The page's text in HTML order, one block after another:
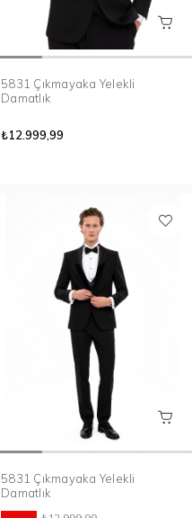
5831 Çıkmayaka Yelekli
Damatlık
₺12.999,99
5831 Çıkmayaka Yelekli
Damatlık